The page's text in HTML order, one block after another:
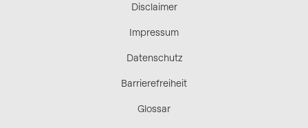
Disclaimer
Impressum
Datenschutz
Barrierefreiheit
Glossar